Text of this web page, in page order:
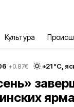
Культура
+0.87€ +21°С,